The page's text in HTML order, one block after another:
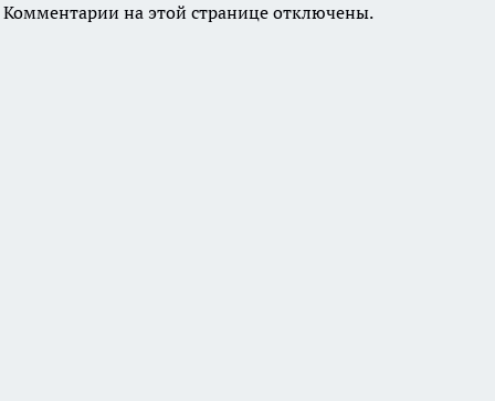
Комментарии на этой странице отключены.